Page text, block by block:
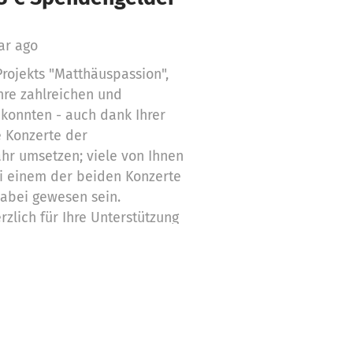
ago
"Matthäuspassion",
zahlreichen und
- auch dank Ihrer
Konzerte der
umsetzen; viele von Ihnen
der beiden Konzerte
gewesen sein.
für Ihre Unterstützung
Sommer!